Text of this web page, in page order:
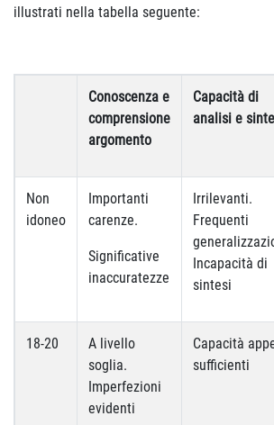
illustrati nella tabella seguente:
Conoscenza e
comprensione
argomento
Capacità di
analisi e
Non
idoneo
Importanti
carenze.
Significative
inaccuratezze
Irrilevanti.
Frequenti
Incapacità di
sintesi
18-20
A livello
soglia.
Imperfezioni
evidenti
Capacità
sufficienti